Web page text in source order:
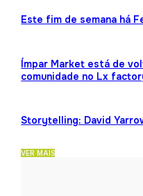
Este fim de semana há
Ímpar Market está de
comunidade no Lx
Storytelling: David
VER MAIS